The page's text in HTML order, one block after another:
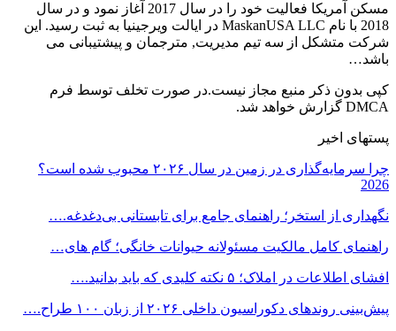
مسکن آمریکا فعالیت خود را در سال 2017 آغاز نمود و در سال
2018 با نام MaskanUSA LLC در ایالت ویرجینیا به ثبت رسید. این
شرکت متشکل از سه تیم مدیریت, مترجمان و پیشتیبانی می
باشد…
کپی بدون ذکر منبع مجاز نیست.در صورت تخلف توسط فرم
DMCA گزارش خواهد شد.
پستهای اخیر
چرا سرمایه‌گذاری در زمین در سال ۲۰۲۶ محبوب شده است؟
2026
نگهداری از استخر؛ راهنمای جامع برای تابستانی بی‌دغدغه.…
راهنمای کامل مالکیت مسئولانه حیوانات خانگی؛ گام های…
افشای اطلاعات در املاک؛ ۵ نکته کلیدی که باید بدانید.…
پیش‌بینی روندهای دکوراسیون داخلی ۲۰۲۶ از زبان ۱۰۰ طراح.…